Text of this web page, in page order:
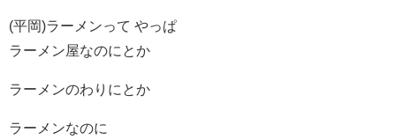
(平岡)ラーメンって やっぱ
ラーメン屋なのにとか
ラーメンのわりにとか
ラーメンなのに